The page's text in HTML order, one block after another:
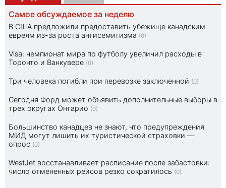
Самое обсуждаемое за неделю
В США предложили предоставить убежище канадским
евреям из-за роста антисемитизма (0)
Visa: чемпионат мира по футболу увеличил расходы в
Торонто и Ванкувере (0)
Три человека погибли при перевозке заключенной (0)
Сегодня Форд может объявить дополнительные выборы в
трех округах Онтарио (0)
Большинство канадцев не знают, что предупреждения
МИД могут лишить их туристической страховки —
опрос (0)
WestJet восстанавливает расписание после забастовки:
число отмененных рейсов резко сократилось (0)